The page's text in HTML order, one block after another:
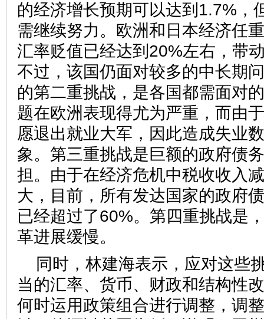
的经济增长预期可以达到1.7%，
需继续努力。欧洲和日本经济任
汇率贬值已经达到20%左右，带
不过，该国仍面对较多的中长期
的第二重挑战，是各国都需面对
题在欧洲表现得尤为严重，而由
愿退出就业大军，因此造成失业
象。第三重挑战是巨额的政府债
担。由于在经济危机中税收收入
大，目前，所有发达国家的政府
已经超过了60%。第四重挑战是
革进展缓慢。
同时，林建海表示，应对这些
当的汇率、货币、财政和结构性
何时运用政策组合进行调整，调